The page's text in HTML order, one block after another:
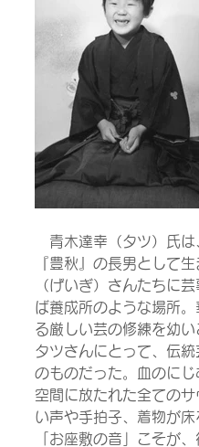
青木達幸（タツ）氏は
『豊秋』の長男として
（げいぎ）さんたちに
ば養成所のような場所
る厳しい芸の修練を幼
タツさんにとって、伝
のものだった。血のに
空間に放たれた全ての
い声や手拍子、着物が
「お座敷の音」こそが